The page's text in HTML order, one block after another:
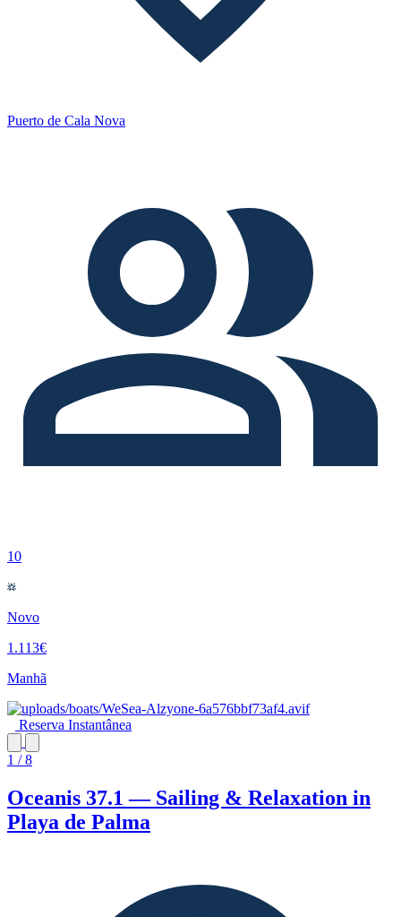
Puerto de Cala Nova
10
Novo
1.113€
Manhã
Reserva Instantânea
1 / 8
Oceanis 37.1 — Sailing & Relaxation in
Playa de Palma